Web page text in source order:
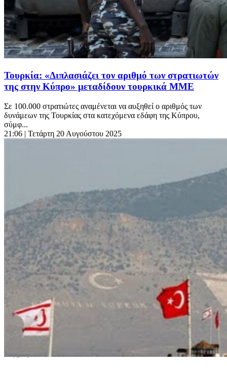
Τουρκία: «Διπλασιάζει τον αριθμό των στρατιωτών
της στην Κύπρο» μεταδίδουν τουρκικά ΜΜΕ
Σε 100.000 στρατιώτες αναμένεται να αυξηθεί ο αριθμός των
δυνάμεων της Τουρκίας στα κατεχόμενα εδάφη της Κύπρου,
σύμφ...
21:06 | Τετάρτη 20 Αυγούστου 2025